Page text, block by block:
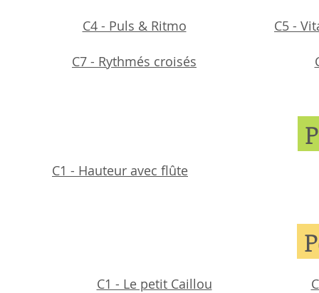
C4 - Puls & Ritmo C5 -
C7 - Rythmés croisés
C1 - Hauteur avec flûte
C1 - Le petit Caillou